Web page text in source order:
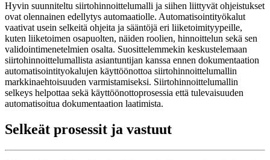
Hyvin suunniteltu siirtohinnoittelumalli ja siihen liittyvät ohjeistukset
ovat olennainen edellytys automaatiolle. Automatisointityökalut
vaativat usein selkeitä ohjeita ja sääntöjä eri liiketoimityypeille,
kuten liiketoimen osapuolten, näiden roolien, hinnoittelun sekä sen
validointimenetelmien osalta. Suosittelemmekin keskustelemaan
siirtohinnoittelumallista asiantuntijan kanssa ennen dokumentaation
automatisointityokalujen käyttöönottoa siirtohinnoittelumallin
markkinaehtoisuuden varmistamiseksi. Siirtohinnoittelumallin
selkeys helpottaa sekä käyttöönottoprosessia että tulevaisuuden
automatisoitua dokumentaation laatimista.
Selkeät prosessit ja vastuut